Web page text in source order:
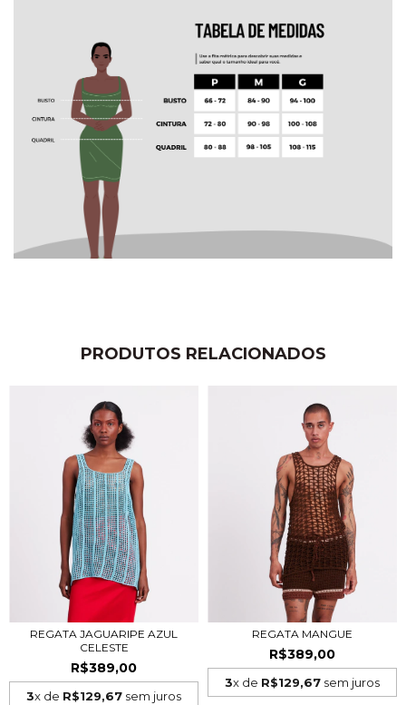
PRODUTOS RELACIONADOS
REGATA JAGUARIPE AZUL
CELESTE
R$389,00
3x de R$129,67 sem juros
REGATA MANGUE
R$389,00
3x de R$129,67 sem juros